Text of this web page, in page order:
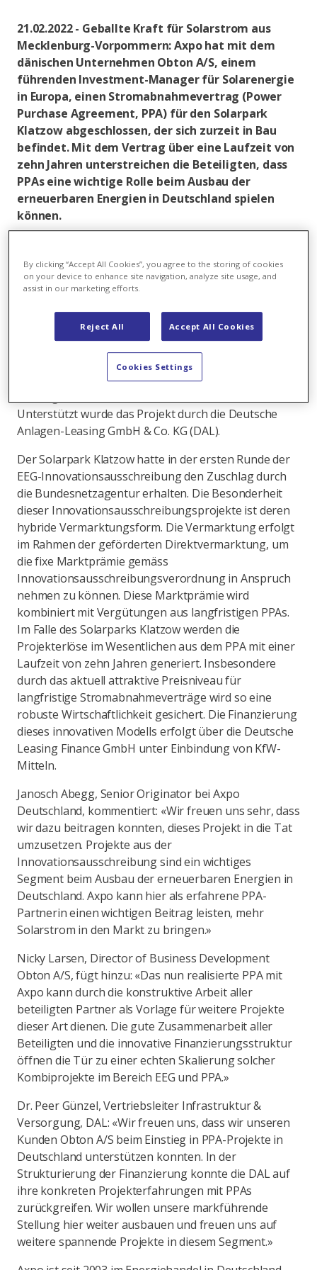
21.02.2022 - Geballte Kraft für Solarstrom aus
Mecklenburg-Vorpommern: Axpo hat mit dem
dänischen Unternehmen Obton A/S, einem
führenden Investment-Manager für Solarenergie
in Europa, einen Stromabnahmevertrag (Power
Purchase Agreement, PPA) für den Solarpark
Klatzow abgeschlossen, der sich zurzeit in Bau
befindet. Mit dem Vertrag über eine Laufzeit von
zehn Jahren unterstreichen die Beteiligten, dass
PPAs eine wichtige Rolle beim Ausbau der
erneuerbaren Energien in Deutschland spielen
können.
Nähe von Neubrandenburg hat bereits begonnen,
die Inbetriebnahme ist für das Frühjahr 2022 geplant.
Während Axpo schon seit über 15 Jahren europaweit
im Geschäft mit PPAs für erneuerbare Energien tätig
ist und auch in Deutschland bereits mehrere solche
Verträge abgeschlossen hat, stellt der
Vertragsabschluss für Obton A/S als
Projektentwicklerin des Solarparks Klatzow den
Unterstützt wurde das Projekt durch die Deutsche
Anlagen-Leasing GmbH & Co. KG (DAL).
Der Solarpark Klatzow hatte in der ersten Runde der
EEG-Innovationsausschreibung den Zuschlag durch
die Bundesnetzagentur erhalten. Die Besonderheit
dieser Innovationsausschreibungsprojekte ist deren
hybride Vermarktungsform. Die Vermarktung erfolgt
im Rahmen der geförderten Direktvermarktung, um
die fixe Marktprämie gemäss
Innovationsausschreibungsverordnung in Anspruch
nehmen zu können. Diese Marktprämie wird
kombiniert mit Vergütungen aus langfristigen PPAs.
Im Falle des Solarparks Klatzow werden die
Projekterlöse im Wesentlichen aus dem PPA mit einer
Laufzeit von zehn Jahren generiert. Insbesondere
durch das aktuell attraktive Preisniveau für
langfristige Stromabnahmeverträge wird so eine
robuste Wirtschaftlichkeit gesichert. Die Finanzierung
dieses innovativen Modells erfolgt über die Deutsche
Leasing Finance GmbH unter Einbindung von KfW-
Mitteln.
Janosch Abegg, Senior Originator bei Axpo
Deutschland, kommentiert: «Wir freuen uns sehr, dass
wir dazu beitragen konnten, dieses Projekt in die Tat
umzusetzen. Projekte aus der
Innovationsausschreibung sind ein wichtiges
Segment beim Ausbau der erneuerbaren Energien in
Deutschland. Axpo kann hier als erfahrene PPA-
Partnerin einen wichtigen Beitrag leisten, mehr
Solarstrom in den Markt zu bringen.»
Nicky Larsen, Director of Business Development
Obton A/S, fügt hinzu: «Das nun realisierte PPA mit
Axpo kann durch die konstruktive Arbeit aller
beteiligten Partner als Vorlage für weitere Projekte
dieser Art dienen. Die gute Zusammenarbeit aller
Beteiligten und die innovative Finanzierungsstruktur
öffnen die Tür zu einer echten Skalierung solcher
Kombiprojekte im Bereich EEG und PPA.»
Dr. Peer Günzel, Vertriebsleiter Infrastruktur &
Versorgung, DAL: «Wir freuen uns, dass wir unseren
Kunden Obton A/S beim Einstieg in PPA-Projekte in
Deutschland unterstützen konnten. In der
Strukturierung der Finanzierung konnte die DAL auf
ihre konkreten Projekterfahrungen mit PPAs
zurückgreifen. Wir wollen unsere markführende
Stellung hier weiter ausbauen und freuen uns auf
weitere spannende Projekte in diesem Segment.»
By clicking “Accept All Cookies”, you agree to the storing of cookies
on your device to enhance site navigation, analyze site usage, and
assist in our marketing efforts.
Reject All Accept All Cookies
Cookies Settings